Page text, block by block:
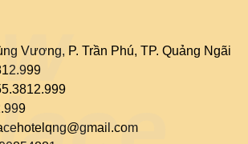
Vương, P. Trần Phú, TP. Quảng Ngãi